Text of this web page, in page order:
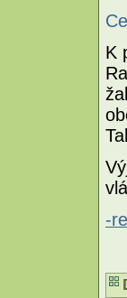
K
-